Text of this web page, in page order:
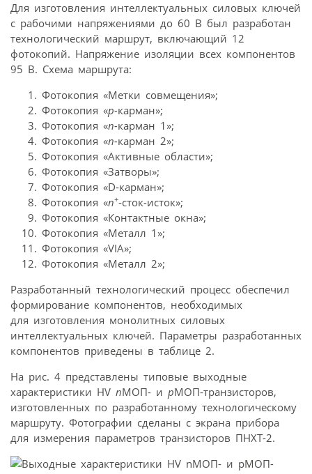
Для изготовления интеллектуальных силовых ключей
с рабочими напряжениями до 60 В был разработан
технологический маршрут, включающий 12
фотокопий. Напряжение изоляции всех компонентов
95 В. Схема маршрута:
Фотокопия «Метки совмещения»;
Фотокопия «р-карман»;
Фотокопия «n-карман 1»;
Фотокопия «n-карман 2»;
Фотокопия «Активные области»;
Фотокопия «Затворы»;
Фотокопия «D-карман»;
Фотокопия «n+-сток-исток»;
Фотокопия «Контактные окна»;
Фотокопия «Металл 1»;
Фотокопия «VIA»;
Фотокопия «Металл 2»;
Разработанный технологический процесс обеспечил
формирование компонентов, необходимых
для изготовления монолитных силовых
интеллектуальных ключей. Параметры разработанных
компонентов приведены в таблице 2.
На рис. 4 представлены типовые выходные
характеристики HV nMOП- и рМОП-транзисторов,
изготовленных по разработанному технологическому
маршруту. Фотографии сделаны с экрана прибора
для измерения параметров транзисторов ПНХТ-2.